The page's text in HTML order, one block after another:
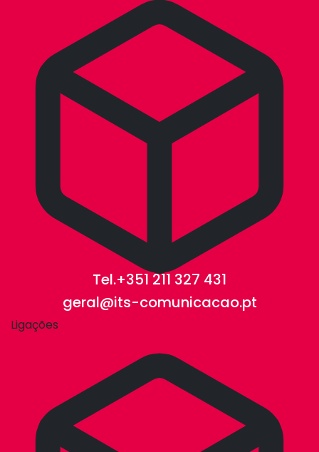
Tel.+351 211 327 431
geral@its-comunicacao.pt
Ligações